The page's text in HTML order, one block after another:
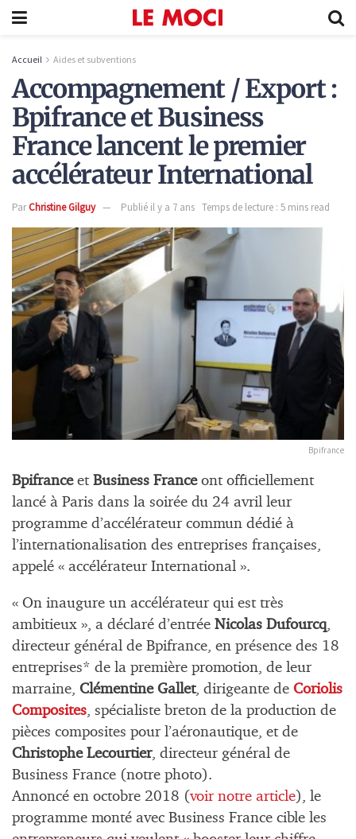
Accueil Aides et subventions
Accompagnement / Export :
Bpifrance et Business
France lancent le premier
accélérateur International
ParChristine Gilguy Publié il y a 7 ans Temps de lecture : 5 mins read
Bpifrance
Bpifranceet Business Franceont officiellement
lancé à Paris dans la soirée du 24 avril leur
programme d’accélérateur commun dédié à
l’internationalisation des entreprises françaises,
appelé « accélérateur International ».
« On inaugure un accélérateur qui est très
ambitieux », a déclaré d’entrée Nicolas Dufourcq,
directeur général de Bpifrance, en présence des 18
entreprises* de la première promotion, de leur
marraine, Clémentine Gallet, dirigeante de Coriolis
Composites, spécialiste breton de la production de
pièces composites pour l’aéronautique, et de
Christophe Lecourtier, directeur général de
Business France (notre photo).
Annoncé en octobre 2018 (voir notre article), le
programme monté avec Business France cible les